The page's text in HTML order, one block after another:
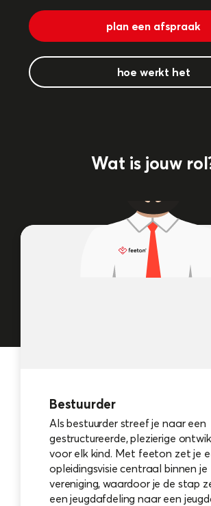
plan een afspraak
hoe werkt het
Wat is jouw
Bestuurder
Als bestuurder streef je naar een
gestructureerde, plezierige
voor elk kind. Met feeton zet je
opleidingsvisie centraal binnen je
vereniging, waardoor je de stap
een jeugdafdeling naar een